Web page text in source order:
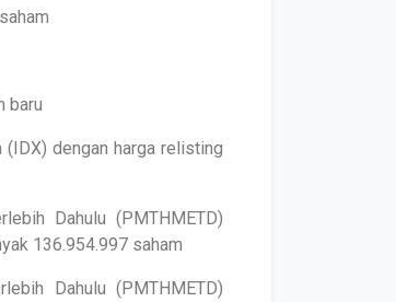
baru
dengan harga relisting
Dahulu (PMTHMETD)
136.954.997 saham
Dahulu (PMTHMETD)